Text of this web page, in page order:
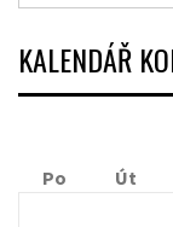
KALENDÁŘ
Po
Út